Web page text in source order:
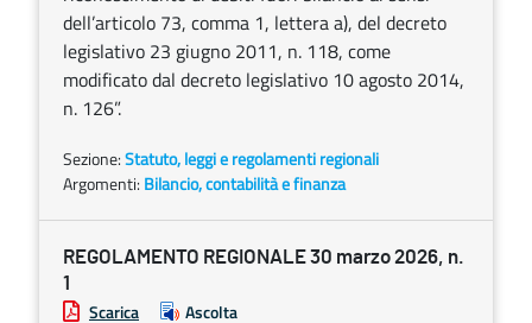
dell’articolo 73, comma 1, lettera a), del decreto
legislativo 23 giugno 2011, n. 118, come
modificato dal decreto legislativo 10 agosto 2014,
n. 126”.
Sezione:Statuto, leggi e regolamenti regionali
Argomenti: Bilancio, contabilità e finanza
REGOLAMENTO REGIONALE 30 marzo 2026, n.
1
Scarica Ascolta